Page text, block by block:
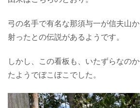
弓の名手で有名な那須与一が信夫山
射ったとの伝説があるようです。
しかし、この看板も、いたずらなの
たようでぼこぼこでした。